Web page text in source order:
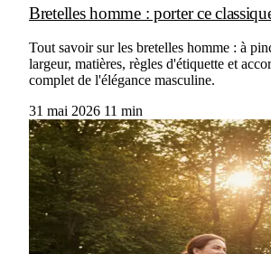
Bretelles homme : porter ce
Tout savoir sur les bretelles homme : à
largeur, matières, règles d'étiquette et
complet de l'élégance masculine.
31 mai 2026 11 min